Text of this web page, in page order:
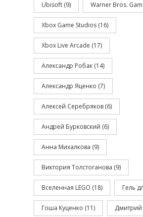
Ubisoft (9) Warner Bros.
Xbox Game Studios (16)
Xbox Live Arcade (17)
Александр Робак (14)
Александр Яценко (7)
Алексей Серебряков (6)
Андрей Бурковский (6)
Анна Михалкова (9)
Виктория Толстоганова (9)
Вселенная LEGO (18) Гель
Гоша Куценко (11) Дмитрий